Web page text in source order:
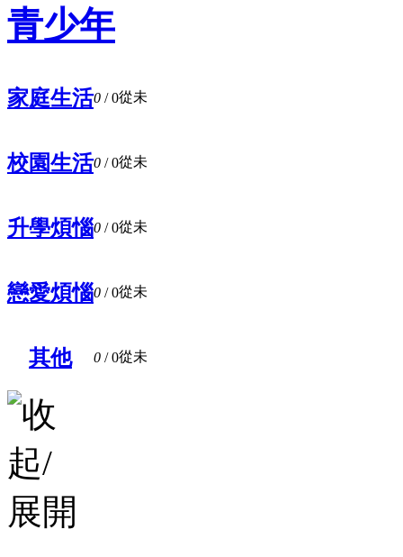
青少年
家庭生活0 / 0從未
校園生活0 / 0從未
升學煩惱0 / 0從未
戀愛煩惱0 / 0從未
其他 0 / 0從未